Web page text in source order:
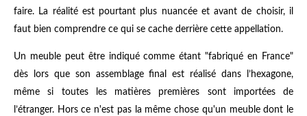
faire. La réalité est pourtant plus nuancée et avant de choisir, il
faut bien comprendre ce qui se cache derrière cette appellation.
Un meuble peut être indiqué comme étant "fabriqué en France"
dès lors que son assemblage final est réalisé dans l’hexagone,
même si toutes les matières premières sont importées de
l’étranger. Hors ce n'est pas la même chose qu'un meuble dont le